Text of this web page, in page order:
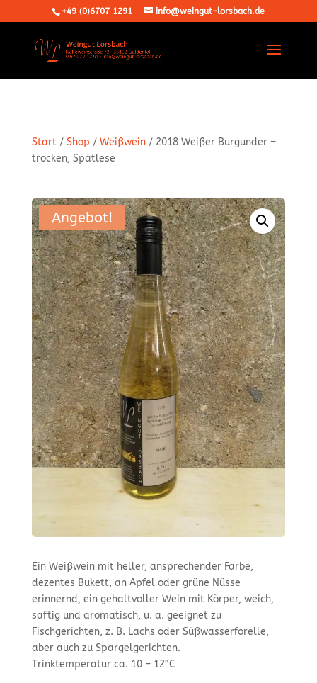
+49 (0)6707 1291 info@weingut-lorsbach.de
Start/ Shop / Weißwein/ 2018 Weißer Burgunder –
trocken, Spätlese
Angebot!
Ein Weißwein mit heller, ansprechender Farbe,
dezentes Bukett, an Apfel oder grüne Nüsse
erinnernd, ein gehaltvoller Wein mit Körper, weich,
saftig und aromatisch, u. a. geeignet zu
Fischgerichten, z. B. Lachs oder Süßwasserforelle,
aber auch zu Spargelgerichten.
Trinktemperatur ca. 10 – 12°C